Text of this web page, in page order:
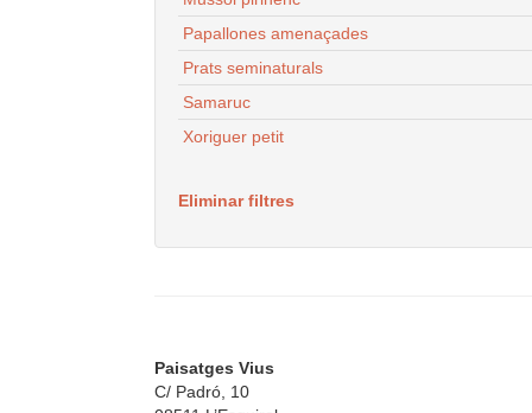
Papallones amenaçades
Prats seminaturals
Samaruc
Xoriguer petit
Eliminar filtres
Paisatges Vius
C/ Padró, 10